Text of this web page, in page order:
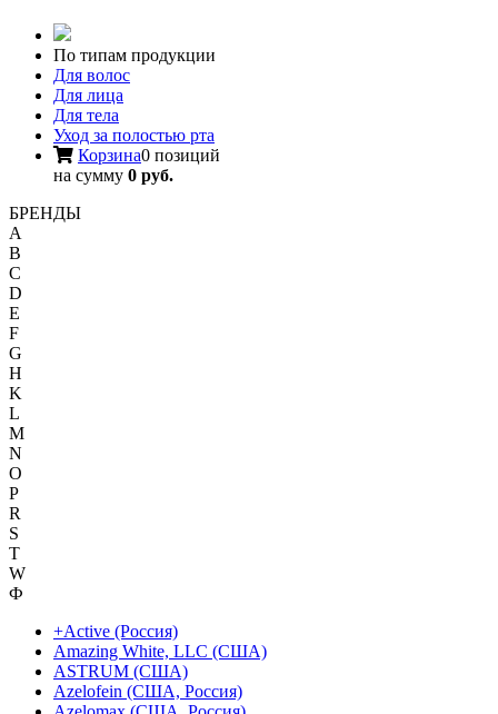
По типам продукции
Для волос
Для лица
Для тела
Уход за полостью рта
Корзина0 позиций
на сумму 0 руб.
БРЕНДЫ
A
B
C
D
E
F
G
H
K
L
M
N
O
P
R
S
T
W
Ф
+Active (Россия)
Amazing White, LLC (США)
ASTRUM (США)
Azelofein (США, Россия)